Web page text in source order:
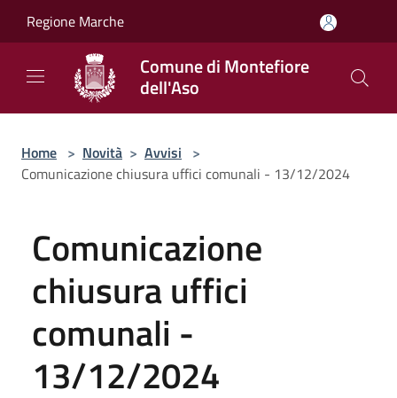
Regione Marche
Comune di Montefiore
dell'Aso
Home > Novità > Avvisi >
Comunicazione chiusura uffici comunali - 13/12/2024
Comunicazione
chiusura uffici
comunali -
13/12/2024